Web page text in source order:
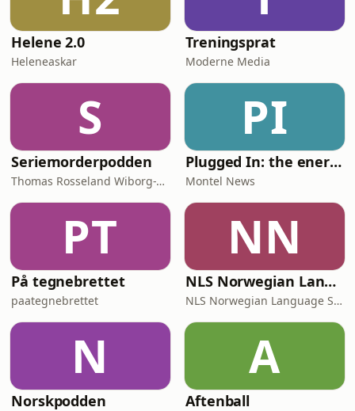
Helene 2.0
Heleneaskar
Treningsprat
Moderne Media
S
Seriemorderpodden
Thomas Rosseland Wiborg-Thune
PI
Plugged In: the energy news podcast
Montel News
PT
På tegnebrettet
paategnebrettet
NN
NLS Norwegian Language Learning Podcast
NLS Norwegian Language School
N
Norskpodden
A
Aftenball